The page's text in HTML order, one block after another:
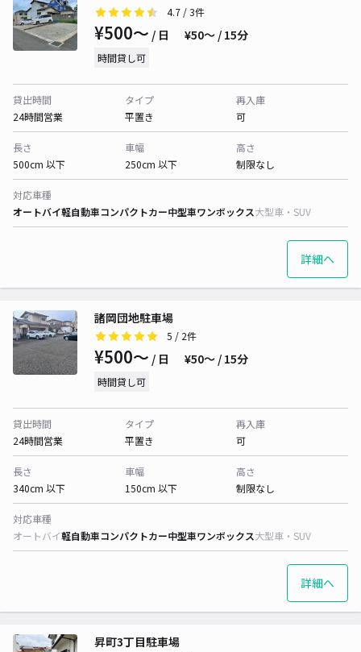
4.7 / 3件
¥500〜 / 日 ¥50〜 / 15分
時間貸し可
貸出時間
24時間営業
タイプ
平置き
再入庫
可
長さ
500cm 以下
車幅
250cm 以下
高さ
制限なし
対応車種
オートバイ軽自動車コンパクトカー中型車ワンボックス大型車・SUV
詳細へ
諸岡団地駐車場
5 / 2件
¥500〜 / 日 ¥50〜 / 15分
時間貸し可
貸出時間
24時間営業
タイプ
平置き
再入庫
可
長さ
340cm 以下
車幅
150cm 以下
高さ
制限なし
対応車種
オートバイ軽自動車コンパクトカー中型車ワンボックス大型車・SUV
詳細へ
昇町3丁目駐車場